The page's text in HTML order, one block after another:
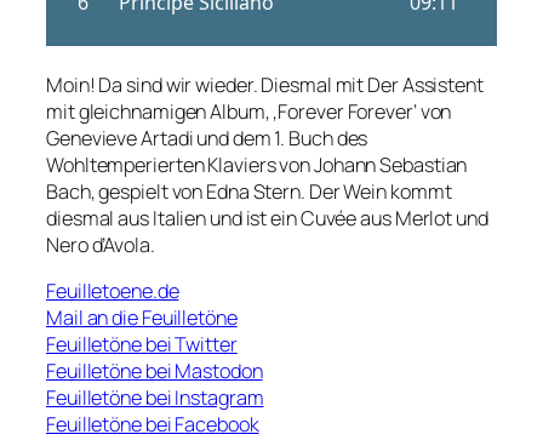
Moin! Da sind wir wieder. Diesmal mit Der Assistent
mit gleichnamigen Album, ‚Forever Forever‘ von
Genevieve Artadi und dem 1. Buch des
Wohltemperierten Klaviers von Johann Sebastian
Bach, gespielt von Edna Stern. Der Wein kommt
diesmal aus Italien und ist ein Cuvée aus Merlot und
Nero d’Avola.
Feuilletoene.de
Mail an die Feuilletöne
Feuilletöne bei Twitter
Feuilletöne bei Mastodon
Feuilletöne bei Instagram
Feuilletöne bei Facebook